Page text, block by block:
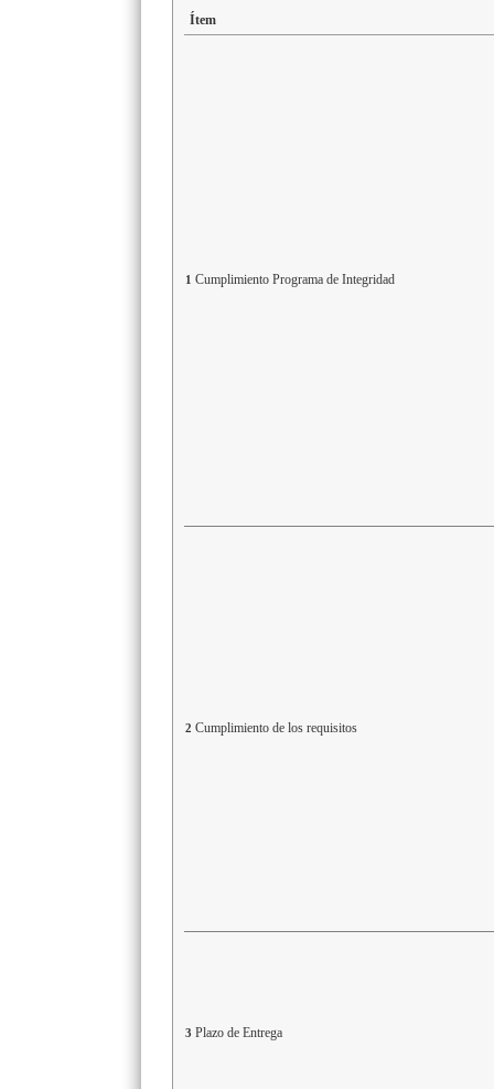
Ítem
1 Cumplimiento Programa de Integridad
2 Cumplimiento de los requisitos
3 Plazo de Entrega